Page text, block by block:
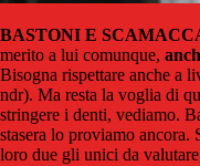
BASTONI E
merito a lui comunque,
Bisogna rispettare anche a
ndr). Ma resta la voglia di
stringere i denti, vediamo.
stasera lo proviamo
loro due gli unici da